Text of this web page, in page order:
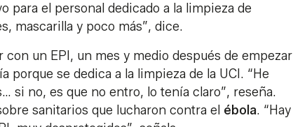
para el personal dedicado a la limpieza de
mascarilla y poco más”, dice.
un EPI, un mes y medio después de empezar
porque se dedica a la limpieza de la UCI. “He
si no, es que no entro, lo tenía claro”, reseña.
sanitarios que lucharon contra el ébola. “Hay